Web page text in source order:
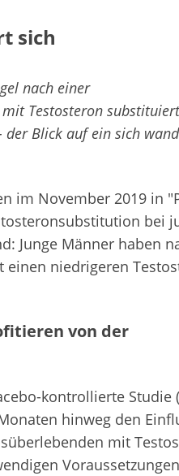
sich
nach einer
Testosteron
Blick auf ein sich
im November 2019 in
bei
Junge Männer haben
niedrigeren
von der
kontrollierte Studie
hinweg den
mit